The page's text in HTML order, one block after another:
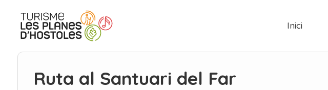
contingut
Inici
Ruta al Santuari del Far